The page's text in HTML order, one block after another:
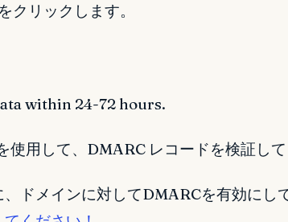
クリックします。
within 24-72 hours.
使用して、DMARC レコードを検証して
ドメインに対してDMARCを有効にし